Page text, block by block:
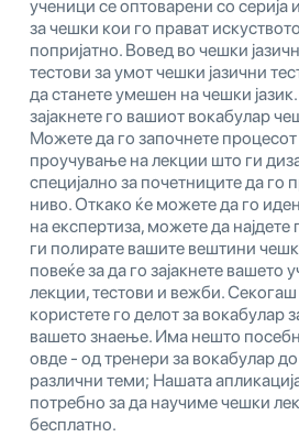
ученици се оптоварени со серија
за чешки кои го прават
попријатно. Вовед во чешки
тестови за умот чешки јазични
да станете умешен на чешки
зајакнете го вашиот вокабулар
Можете да го започнете
проучување на лекции што ги
специјално за почетниците да го
ниво. Откако ќе можете да го
на експертиза, можете да најдете
ги полирате вашите вештини
повеќе за да го зајакнете вашето
лекции, тестови и вежби. Секогаш
користете го делот за вокабулар
вашето знаење. Има нешто
овде - од тренери за вокабулар
различни теми; Нашата
потребно за да научиме чешки
бесплатно.